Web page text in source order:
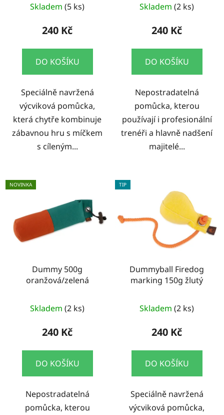
Skladem (5 ks)
240 Kč
DO KOŠÍKU
Speciálně navržená
výcviková pomůcka,
která chytře kombinuje
zábavnou hru s míčkem
s cíleným...
Skladem (2 ks)
240 Kč
DO KOŠÍKU
Nepostradatelná
pomůcka, kterou
používají i profesionální
trenéři a hlavně nadšení
majitelé...
NOVINKA
Dummy 500g
oranžová/zelená
Skladem (2 ks)
240 Kč
DO KOŠÍKU
Nepostradatelná
pomůcka, kterou
TIP
Dummyball Firedog
marking 150g žlutý
Skladem (2 ks)
240 Kč
DO KOŠÍKU
Speciálně navržená
výcviková pomůcka,